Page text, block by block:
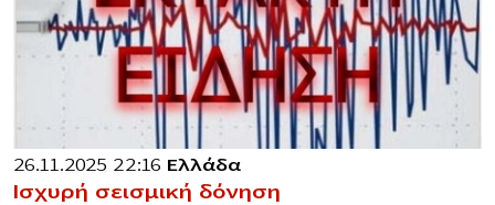
26.11.2025 22:16 Ελλάδα
Ισχυρή σεισμική δόνηση